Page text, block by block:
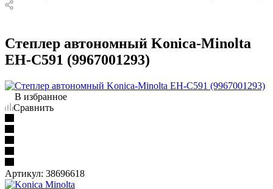
Степлер автономный Konica-Minolta
EH-C591 (9967001293)
В избранное
Сравнить
Артикул: 38696618